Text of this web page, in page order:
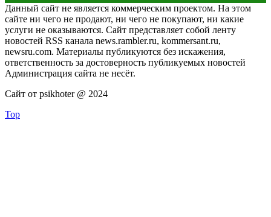
Данный сайт не является коммерческим проектом. На этом
сайте ни чего не продают, ни чего не покупают, ни какие
услуги не оказываются. Сайт представляет собой ленту
новостей RSS канала news.rambler.ru, kommersant.ru,
newsru.com. Материалы публикуются без искажения,
ответственность за достоверность публикуемых новостей
Администрация сайта не несёт.
Сайт от psikhoter @ 2024
Top